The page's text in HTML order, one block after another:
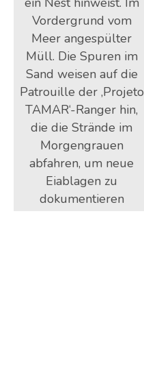
Vordergrund vom
Meer angespülter
Müll. Die Spuren im
Sand weisen auf die
Patrouille der ‚Projeto
TAMAR‘-Ranger hin,
die die Strände im
Morgengrauen
abfahren, um neue
Eiablagen zu
dokumentieren